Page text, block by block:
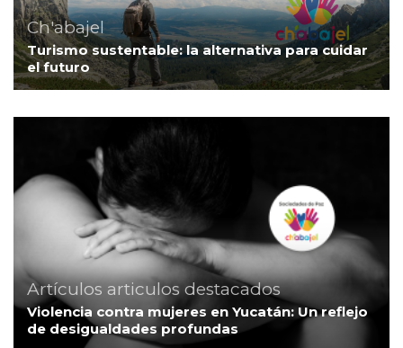
Ch'abajel
Turismo sustentable: la alternativa para cuidar
el futuro
Artículos articulos destacados
Violencia contra mujeres en Yucatán: Un reflejo
de desigualdades profundas